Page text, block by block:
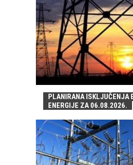
PLANIRANA ISKLJUČENJA
ENERGIJE ZA 06.08.2026.